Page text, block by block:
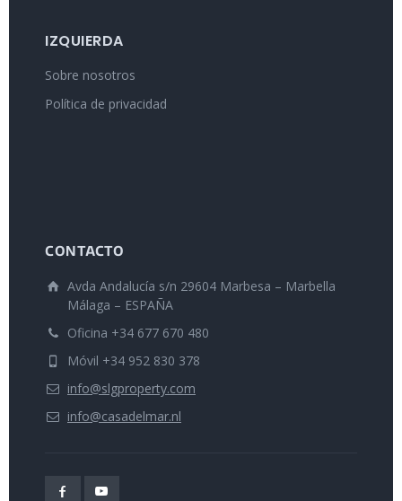
IZQUIERDA
Sobre nosotros
Política de privacidad
CONTACTO
Avda Andalucía s/n 29604 Marbesa – Marbella
Málaga – ESPAÑA
Oficina +34 677 670 480
Móvil +34 952 830 378
info@slgproperty.com
info@casadelmar.nl